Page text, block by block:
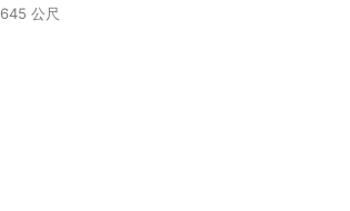
645 公尺